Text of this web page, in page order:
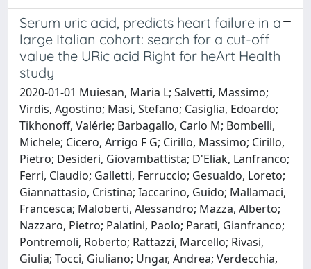
Serum uric acid, predicts heart failure in a
large Italian cohort: search for a cut-off
value the URic acid Right for heArt Health
study
2020-01-01 Muiesan, Maria L; Salvetti, Massimo;
Virdis, Agostino; Masi, Stefano; Casiglia, Edoardo;
Tikhonoff, Valérie; Barbagallo, Carlo M; Bombelli,
Michele; Cicero, Arrigo F G; Cirillo, Massimo; Cirillo,
Pietro; Desideri, Giovambattista; D'Eliak, Lanfranco;
Ferri, Claudio; Galletti, Ferruccio; Gesualdo, Loreto;
Giannattasio, Cristina; Iaccarino, Guido; Mallamaci,
Francesca; Maloberti, Alessandro; Mazza, Alberto;
Nazzaro, Pietro; Palatini, Paolo; Parati, Gianfranco;
Pontremoli, Roberto; Rattazzi, Marcello; Rivasi,
Giulia; Tocci, Giuliano; Ungar, Andrea; Verdecchia,